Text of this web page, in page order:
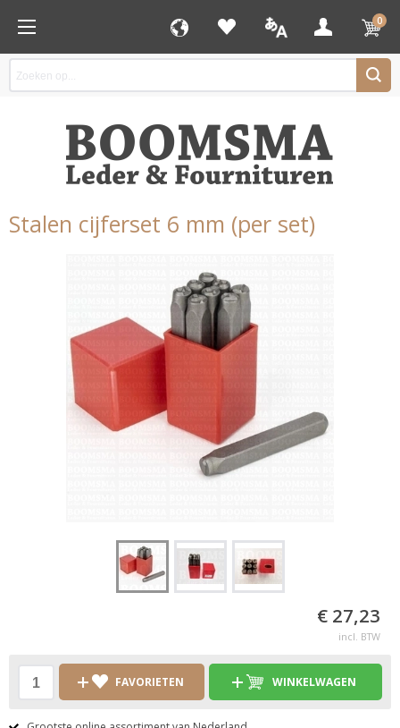
0
Stalen cijferset 6 mm (per set)
€ 27,23
incl. BTW
FAVORIETEN WINKELWAGEN